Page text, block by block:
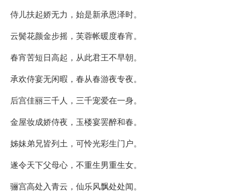
侍儿扶起娇无力，始是新承恩泽时。
云鬓花颜金步摇，芙蓉帐暖度春宵。
春宵苦短日高起，从此君王不早朝。
承欢侍宴无闲暇，春从春游夜专夜。
后宫佳丽三千人，三千宠爱在一身。
金屋妆成娇侍夜，玉楼宴罢醉和春。
姊妹弟兄皆列土，可怜光彩生门户。
遂令天下父母心，不重生男重生女。
骊宫高处入青云，仙乐风飘处处闻。